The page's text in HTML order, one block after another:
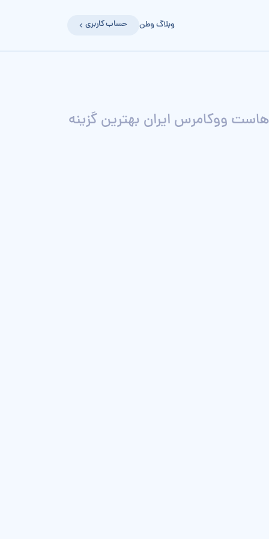
وبلاگ وطن حساب کاربری
ووکامرس ایران بهترین گزینه